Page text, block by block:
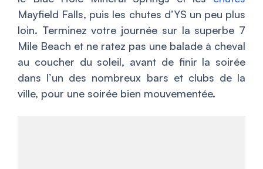
Mayfield Falls, puis les chutes d’YS un peu plus
loin. Terminez votre journée sur la superbe 7
Mile Beach et ne ratez pas une balade à cheval
au coucher du soleil, avant de finir la soirée
dans l’un des nombreux bars et clubs de la
ville, pour une soirée bien mouvementée.